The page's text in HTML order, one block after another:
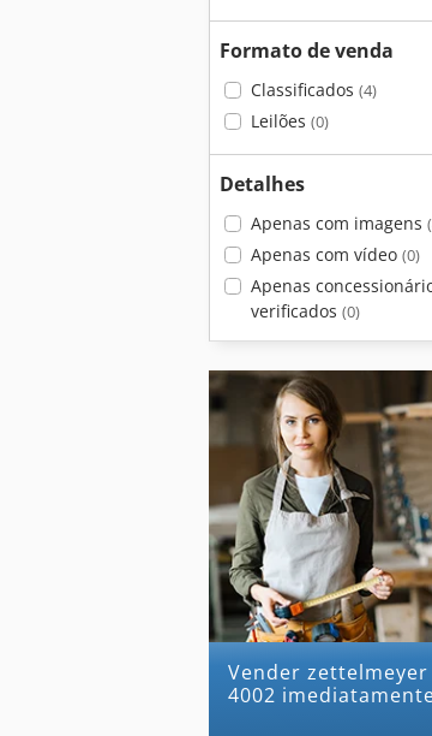
Formato de venda
Classificados (4)
Leilões (0)
Detalhes
Apenas com imagens
Apenas com vídeo (0)
Apenas
verificados (0)
Vender zettelmeyer zl
4002